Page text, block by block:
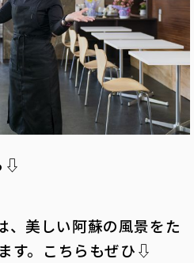
⇩
美しい阿蘇の風景をた
す。こちらもぜひ⇩